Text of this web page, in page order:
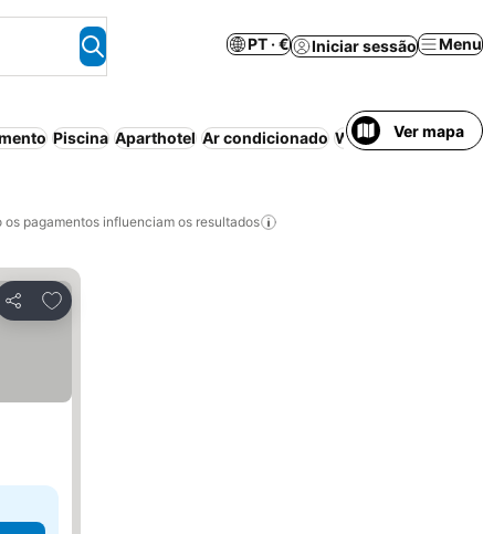
PT · € Iniciar sessão Menu
Piscina Aparthotel Ar condicionado Wi-fi Famílias
Ver mapa
os pagamentos influenciam os resultados
Partilhar
Adicionar aos favoritos